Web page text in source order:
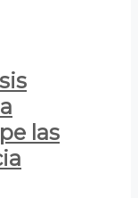
las